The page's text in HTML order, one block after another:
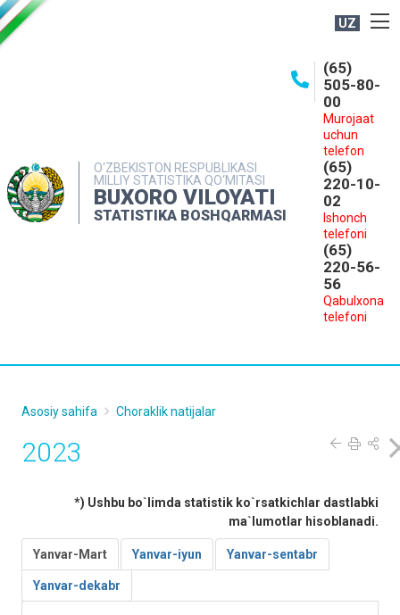
UZ
O‘ZBEKISTON RESPUBLIKASI
MILLIY STATISTIKA QO‘MITASI
BUXORO VILOYATI
STATISTIKA BOSHQARMASI
(65)
505-80-
00
Murojaat
uchun
telefon
(65)
220-10-
02
Ishonch
telefoni
(65)
220-56-
56
Qabulxona
telefoni
MATBUOT XIZMATI
MUROJAATLAR
Asosiy sahifa Choraklik natijalar
2023
*) Ushbu bo`limda statistik ko`rsatkichlar dastlabki
ma`lumotlar hisoblanadi.
Yanvar-Mart Yanvar-iyun Yanvar-sentabr
Yanvar-dekabr